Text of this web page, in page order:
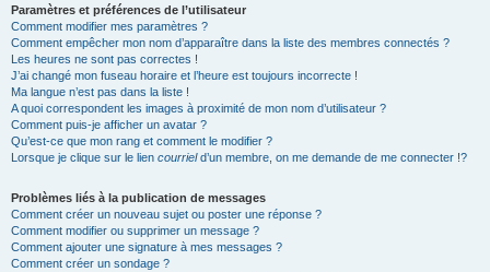
Paramètres et préférences de l’utilisateur
Comment modifier mes paramètres ?
Comment empêcher mon nom d’apparaître dans la liste des membres connectés ?
Les heures ne sont pas correctes !
J’ai changé mon fuseau horaire et l’heure est toujours incorrecte !
Ma langue n’est pas dans la liste !
A quoi correspondent les images à proximité de mon nom d’utilisateur ?
Comment puis-je afficher un avatar ?
Qu’est-ce que mon rang et comment le modifier ?
Lorsque je clique sur le lien courrield’un membre, on me demande de me connecter !?
Problèmes liés à la publication de messages
Comment créer un nouveau sujet ou poster une réponse ?
Comment modifier ou supprimer un message ?
Comment ajouter une signature à mes messages ?
Comment créer un sondage ?